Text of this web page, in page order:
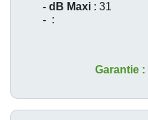
- dB Maxi : 31
- :
Garantie